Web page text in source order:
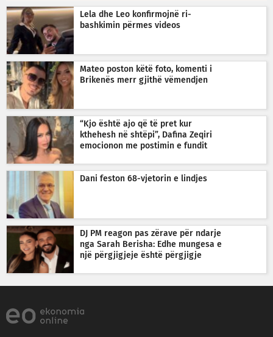
Lela dhe Leo konfirmojnë ri-
bashkimin përmes videos
Mateo poston këtë foto, komenti i
Brikenës merr gjithë vëmendjen
“Kjo është ajo që të pret kur
kthehesh në shtëpi”, Dafina Zeqiri
emocionon me postimin e fundit
Dani feston 68-vjetorin e lindjes
DJ PM reagon pas zërave për ndarje
nga Sarah Berisha: Edhe mungesa e
një përgjigjeje është përgjigje